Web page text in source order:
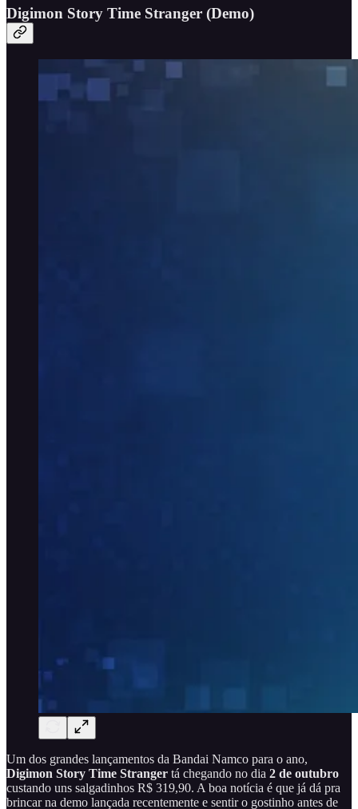
Digimon Story Time Stranger (Demo)
Um dos grandes lançamentos da Bandai Namco para o ano,
Digimon Story Time Stranger tá chegando no dia 2 de outubro
custando uns salgadinhos R$ 319,90. A boa notícia é que já dá pra
brincar na demo lançada recentemente e sentir o gostinho antes de